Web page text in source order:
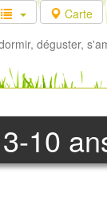
Carte
déguster,
10